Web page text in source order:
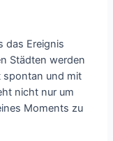
das Ereignis
Städten werden
spontan und mit
nicht nur um
Moments zu